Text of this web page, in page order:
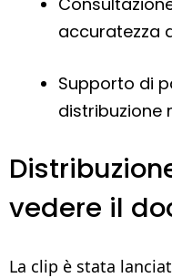
accuratezza
Supporto di
distribuzione
vedere il
La clip è stata